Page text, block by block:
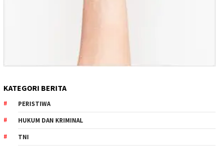
KATEGORI BERITA
PERISTIWA
HUKUM DAN KRIMINAL
TNI